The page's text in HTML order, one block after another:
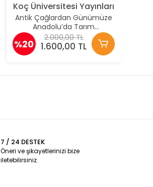
Koç Üniversitesi Yayınları
Antik Çağlardan Günümüze
Anadolu’da Tarım
Sempozyumu Bildiriler
Agrıculture In Anatolıa From
Antıquıty To The Present
%20
2.000,00 TL
1.600,00 TL
7 / 24 DESTEK
Öneri ve şikayetlerinizi bize
iletebilirsiniz.